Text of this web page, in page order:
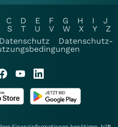
C D E F G H I
J
S T U V W X Y
Z
Datenschutz
Datenschutz-